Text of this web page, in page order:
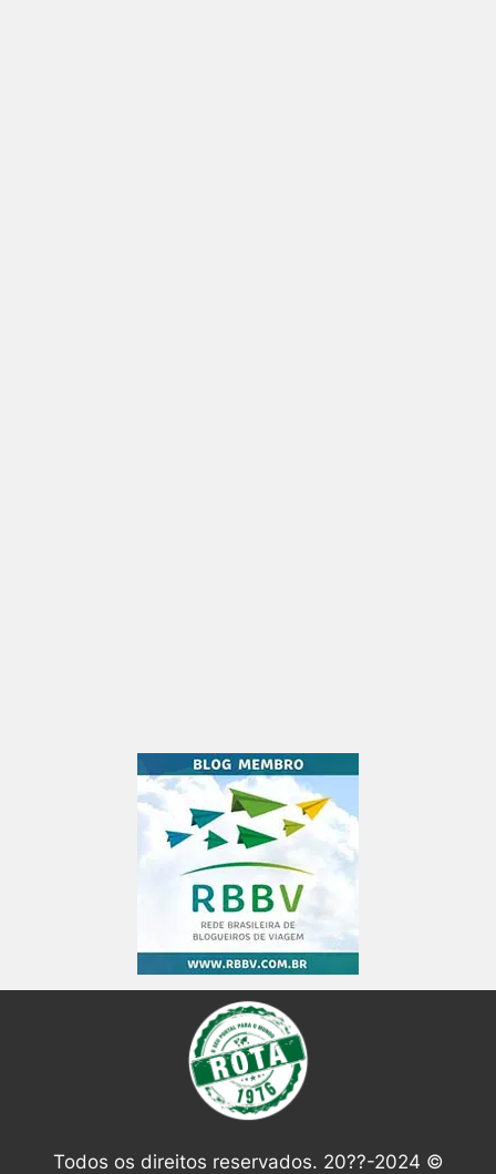
Todos os direitos reservados. 20??-2024 ©